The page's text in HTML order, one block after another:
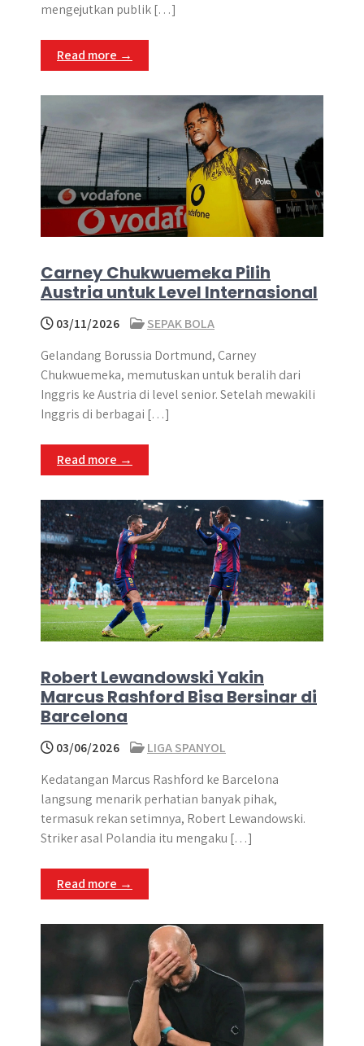
mengejutkan publik […]
Read more →
Carney Chukwuemeka Pilih
Austria untuk Level Internasional
03/11/2026
SEPAK BOLA
Gelandang Borussia Dortmund, Carney
Chukwuemeka, memutuskan untuk beralih dari
Inggris ke Austria di level senior. Setelah mewakili
Inggris di berbagai […]
Read more →
Robert Lewandowski Yakin
Marcus Rashford Bisa Bersinar di
Barcelona
03/06/2026
LIGA SPANYOL
Kedatangan Marcus Rashford ke Barcelona
langsung menarik perhatian banyak pihak,
termasuk rekan setimnya, Robert Lewandowski.
Striker asal Polandia itu mengaku […]
Read more →